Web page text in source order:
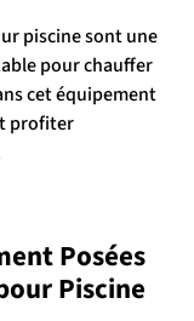
piscine sont une
pour chauffer
cet équipement
profiter
Posées
Piscine